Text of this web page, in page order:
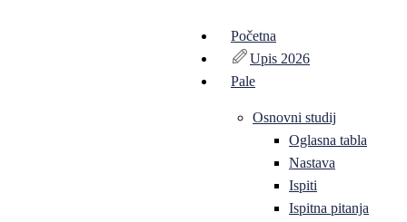
Početna
Upis 2026
Pale
Osnovni studij
Oglasna tabla
Nastava
Ispiti
Ispitna pitanja